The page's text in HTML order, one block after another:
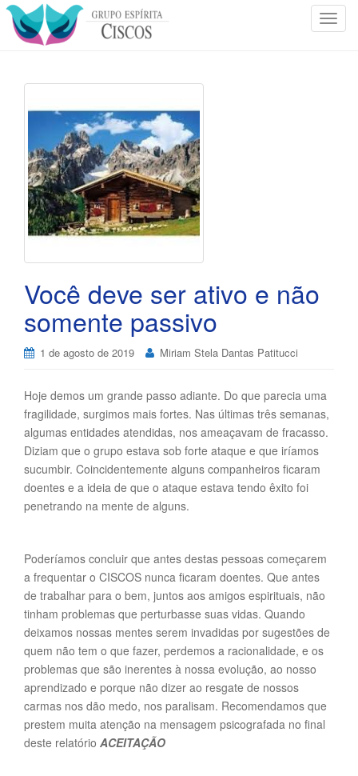
T
Você deve ser ativo e não
somente passivo
1 de agosto de 2019 Miriam Stela Dantas Patitucci
Hoje demos um grande passo adiante. Do que parecia uma
fragilidade, surgimos mais fortes. Nas últimas três semanas,
algumas entidades atendidas, nos ameaçavam de fracasso.
Diziam que o grupo estava sob forte ataque e que iríamos
sucumbir. Coincidentemente alguns companheiros ficaram
doentes e a ideia de que o ataque estava tendo êxito foi
penetrando na mente de alguns.
Poderíamos concluir que antes destas pessoas começarem
a frequentar o CISCOS nunca ficaram doentes. Que antes
de trabalhar para o bem, juntos aos amigos espirituais, não
tinham problemas que perturbasse suas vidas. Quando
deixamos nossas mentes serem invadidas por sugestões de
quem não tem o que fazer, perdemos a racionalidade, e os
problemas que são inerentes à nossa evolução, ao nosso
aprendizado e porque não dizer ao resgate de nossos
carmas nos dão medo, nos paralisam. Recomendamos que
prestem muita atenção na mensagem psicografada no final
deste relatório ACEITAÇÃO